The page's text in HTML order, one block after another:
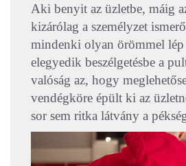
Aki benyit az üzletbe, máig
kizárólag a személyzet
mindenki olyan örömmel lép
elegyedik beszélgetésbe a
valóság az, hogy
vendégköre épült ki az
sor sem ritka látvány a